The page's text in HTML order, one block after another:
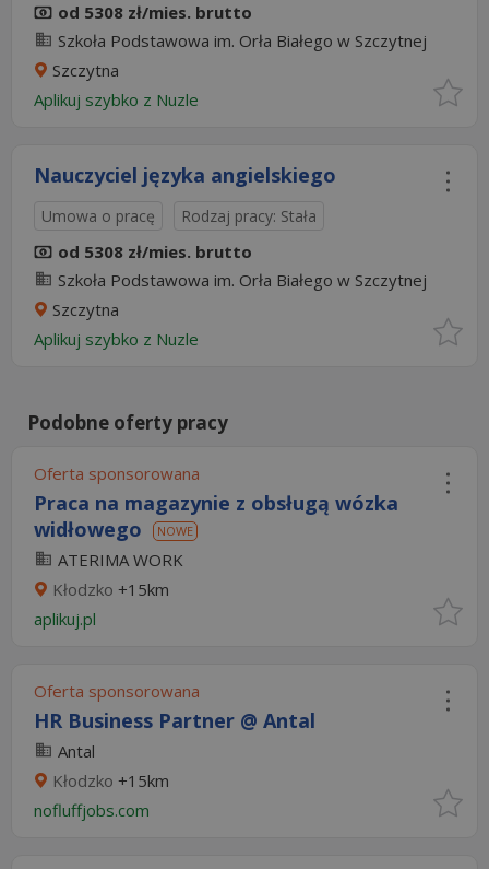
od 5308 zł/mies. brutto
Szkoła Podstawowa im. Orła Białego w Szczytnej
Szczytna
Aplikuj szybko z Nuzle
Nauczyciel języka angielskiego
Umowa o pracę Rodzaj pracy: Stała
od 5308 zł/mies. brutto
Szkoła Podstawowa im. Orła Białego w Szczytnej
Szczytna
Aplikuj szybko z Nuzle
Podobne oferty pracy
Oferta sponsorowana
Praca na magazynie z obsługą wózka
widłowego
NOWE
ATERIMA WORK
Kłodzko +15km
aplikuj.pl
Oferta sponsorowana
HR Business Partner @ Antal
Antal
Kłodzko +15km
nofluffjobs.com